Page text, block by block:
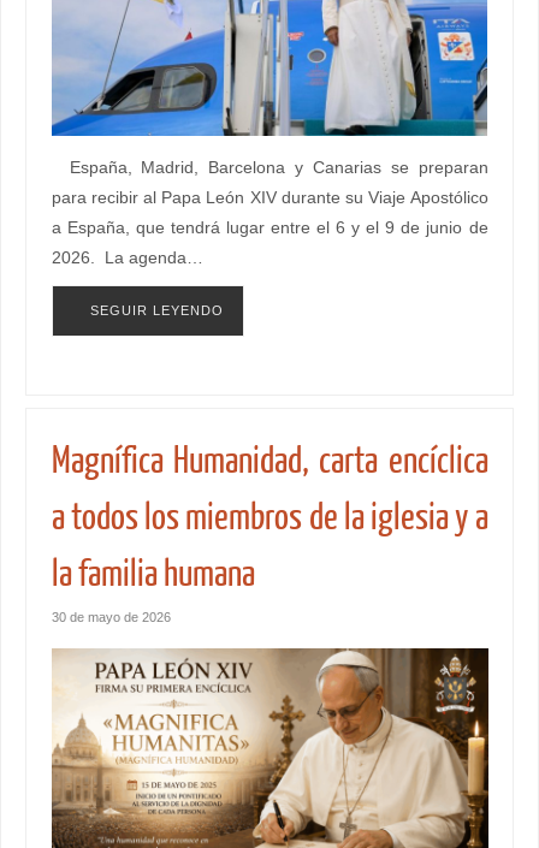
España, Madrid, Barcelona y Canarias se preparan
para recibir al Papa León XIV durante su Viaje Apostólico
a España, que tendrá lugar entre el 6 y el 9 de junio de
2026. La agenda…
SEGUIR LEYENDO
Magnífica Humanidad, carta encíclica
a todos los miembros de la iglesia y a
la familia humana
30 de mayo de 2026